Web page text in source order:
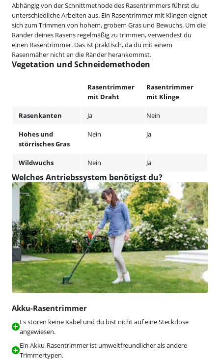
Abhängig von der Schnittmethode des Rasentrimmers führst du
unterschiedliche Arbeiten aus. Ein Rasentrimmer mit Klingen eignet
sich zum Trimmen von hohem, grobem Gras und Bewuchs. Um die
Ränder deines Rasens regelmäßig zu trimmen, verwendest du
einen Rasentrimmer. Das ist praktisch, da du mit einem
Rasenmäher nicht an die Ränder herankommst.
Vegetation und Schneidemethoden
Rasentrimmer
mit Draht
Rasentrimmer
mit Klinge
Rasenkanten Ja Nein
Hohes und
störrisches Gras
Nein Ja
Wildwuchs Nein Ja
Welches Antriebssystem benötigst du?
Akku-Rasentrimmer
Es stören keine Kabel und du bist nicht auf eine Steckdose
angewiesen.
Ein Akku-Rasentrimmer ist umweltfreundlicher als andere
Trimmertypen.